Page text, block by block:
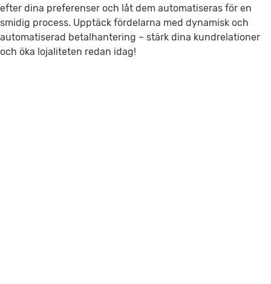
efter dina preferenser och låt dem automatiseras för en
smidig process. Upptäck fördelarna med dynamisk och
automatiserad betalhantering – stärk dina kundrelationer
och öka lojaliteten redan idag!